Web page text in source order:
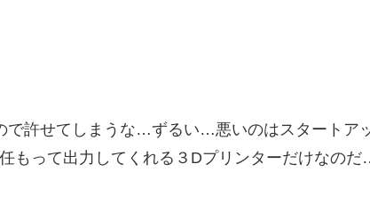
で許せてしまうな…ずるい…悪いのはスタート
もって出力してくれる３Dプリンターだけなの